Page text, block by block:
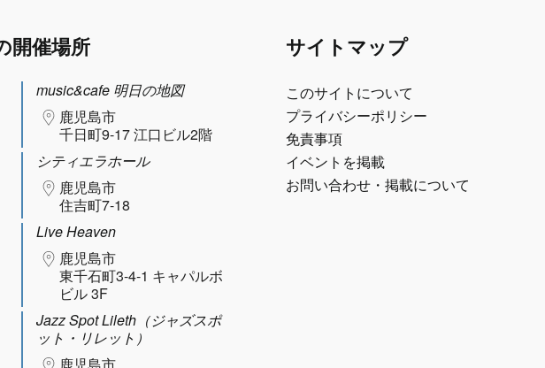
開催場所
music&cafe 明日の地図
鹿児島市
千日町9-17 江口ビル2階
シティエラホール
鹿児島市
住吉町7-18
Live Heaven
鹿児島市
東千石町3-4-1 キャパルボ
ビル 3F
Jazz Spot Lileth（ジャズスポ
ット・リレット）
サイトマップ
このサイトについて
プライバシーポリシー
免責事項
イベントを掲載
お問い合わせ・掲載について